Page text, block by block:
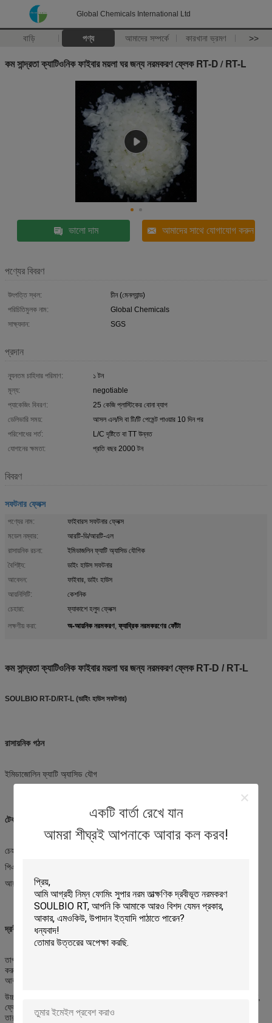
Global Chemicals International Ltd
বাড়ি পণ্য আমাদের সম্পর্কে কারখানা ভ্রমণ >>
একটি বার্তা রেখে যান
আমরা শীঘ্রই আপনাকে আবার কল করব!
কম সান্দ্রতা ক্যাটিওনিক ফাইবার ময়লা ঘর জন্য নরমকরণ ফ্লেক RT-D / RT-L
ভালো দাম আমাদের সাথে যোগাযোগ করুন
পণ্যের বিবরণ
উৎপত্তি স্থল:
চীন (মেনল্যান্ড)
পরিচিতিমুলক নাম:
Global Chemicals
সাক্ষ্যদান:
SGS
প্রদান
ন্যূনতম চাহিদার পরিমাণ:
১ টন
মূল্য:
negotiable
প্যাকেজিং বিবরণ:
25 কেজি প্লাস্টিকের বোনা ব্যাগ
ডেলিভারি সময়:
আসল এল/সি বা টি/টি পেমেন্ট পাওয়ার 10 দিন পর
পরিশোধের শর্ত:
L/C দৃষ্টিতে বা TT উন্নত
যোগানের ক্ষমতা:
প্রতি বছর 2000 টন
বিবরণ
সফটনার ফ্লেক্স
পণ্যের নাম:
ফাইবারস সফটনার ফ্লেক্স
মডেল নম্বার:
আরটি-ডি/আরটি-এল
রাসায়নিক রচনা:
ইমিডাজলিন ফ্যাটি অ্যাসিড যৌগিক
বৈশিষ্ট্য:
ডাইং হাউস সফটনার
আবেদন:
ফাইবার, ডাইং হাউস
আয়নিসিটি:
কেশনিক
চেহারা:
ফ্যাকাশে হলুদ ফ্লেক্স
লক্ষণীয় করা:
অ-আয়নিক নরমকরণ,ফ্যাব্রিক নরমকরণের ফোঁটা
কম সান্দ্রতা ক্যাটিওনিক ফাইবার ময়লা ঘর জন্য নরমকরণ ফ্লেক RT-D / RT-L
SOULBIO RT-D/RT-L (ডাইিং হাউস সফটনার)
রাসায়নিক গঠন
ইমিডাজোলিন ফ্যাটি অ্যাসিড যৌগ
টেকনিক্যাল স্পেসিফিকেশন
চেহারাঃ হালকা হলুদ রঙের ফোঁটা
পিএইচ মানঃ ৪.৬.৫.১০% সমাধান
আয়নিকতাঃ ক্যাটিওনিক
দ্রবীভূত করার পদ্ধতি
তাপমাত্রা বাড়ানোঃ ধীরে ধীরে ৫-১০% অনুপাতের পানিতে (রুমের তাপমাত্রায়) ফ্লেক যুক্ত
করুন, stir এবং 70-75°C পর্যন্ত গরম করুন এবং ফ্লেকগুলি এমনকি পেস্ট না হওয়া পর্যন্ত
আবার ৩০-৬০ মিনিটের জন্য stir করুন।তারপর ঠাণ্ডা করুন.
উচ্চ তাপমাত্রাঃ জল (70975°C) এ ধীরে ধীরে 5-10% অনুপাতের মধ্যে ফ্লেক যুক্ত করুন,
ফ্লেকগুলি সমান প্যাস্টে পরিণত না হওয়া পর্যন্ত আবার 30-60 মিনিটের জন্য মিশ্রিত করুন,
তারপরে এটি ঠান্ডা করুন